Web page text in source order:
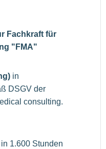
Fachkraft für
"FMA"
in
DSGV der
consulting.
1.600 Stunden